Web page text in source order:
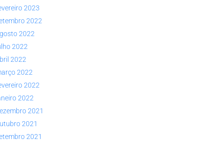
2023
2022
2022
2022
2022
2022
2022
2022
2021
2021
2021